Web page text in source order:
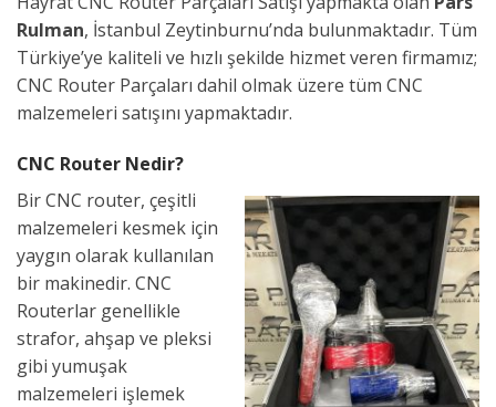
Rulman, İstanbul Zeytinburnu’nda bulunmaktadır. Tüm
Türkiye’ye kaliteli ve hızlı şekilde hizmet veren firmamız;
CNC Router Parçaları dahil olmak üzere tüm CNC
malzemeleri satışını yapmaktadır.
CNC Router Nedir?
Bir CNC router, çeşitli
malzemeleri kesmek için
yaygın olarak kullanılan
bir makinedir. CNC
Routerlar genellikle
strafor, ahşap ve pleksi
gibi yumuşak
malzemeleri işlemek